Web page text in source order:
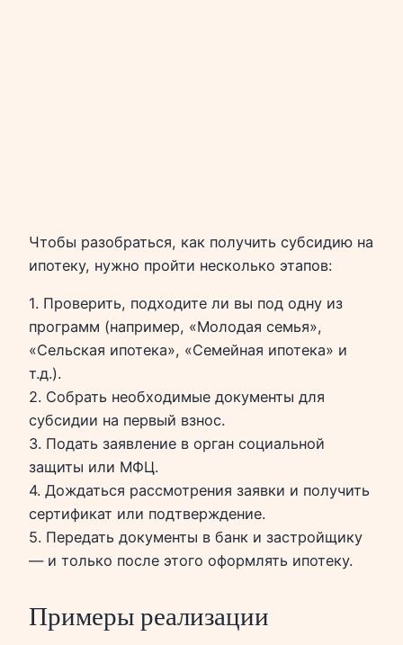
Чтобы разобраться, как получить субсидию на
ипотеку, нужно пройти несколько этапов:
1. Проверить, подходите ли вы под одну из
программ (например, «Молодая семья»,
«Сельская ипотека», «Семейная ипотека» и
т.д.).
2. Собрать необходимые документы для
субсидии на первый взнос.
3. Подать заявление в орган социальной
защиты или МФЦ.
4. Дождаться рассмотрения заявки и получить
сертификат или подтверждение.
5. Передать документы в банк и застройщику
— и только после этого оформлять ипотеку.
Примеры реализации